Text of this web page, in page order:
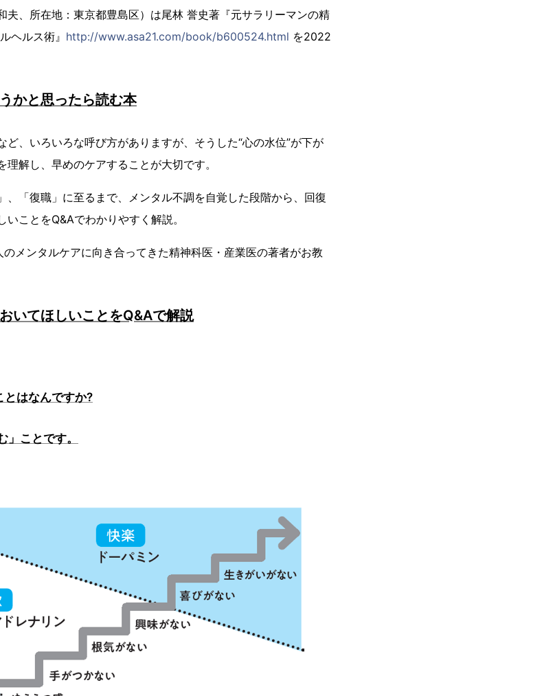
夫、所在地：東京都豊島区）は尾林 誉史著『元サラリーマンの精
ヘルス術』 http://www.asa21.com/book/b600524.html を2022
かと思ったら読む本
、いろいろな呼び方がありますが、そうした“心の水位”が下が
解し、早めのケアすることが大切です。
、「復職」に至るまで、メンタル不調を自覚した段階から、回復
ことをQ&Aでわかりやすく解説。
メンタルケアに向き合ってきた精神科医・産業医の著者がお教
いてほしいことをQ&Aで解説
とはなんですか?
ことです。